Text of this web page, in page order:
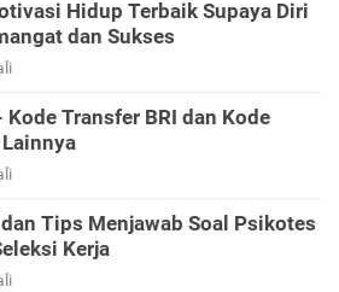
Hidup Terbaik Supaya Diri
dan Sukses
Kode Transfer BRI dan Kode
Tips Menjawab Soal Psikotes
Kerja